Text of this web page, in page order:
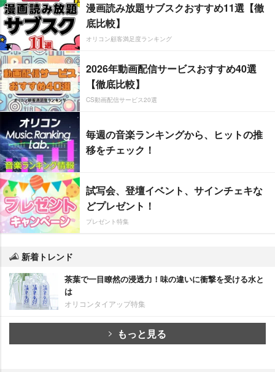
漫画読み放題サブスクおすすめ11選【徹
底比較】
オリコン顧客満足度ランキング
2026年動画配信サービスおすすめ40選
【徹底比較】
CS動画配信サービス20選
毎週の音楽ランキングから、ヒットの推
移をチェック！
試写会、登壇イベント、サインチェキな
どプレゼント！
プレゼント特集
新着トレンド
茶葉で一目瞭然の浸透力！味の違いに衝撃を受ける水と
は
オリコンタイアップ特集
もっと見る